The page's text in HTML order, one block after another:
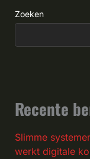
Zoeken
Recente
Slimme
werkt digitale